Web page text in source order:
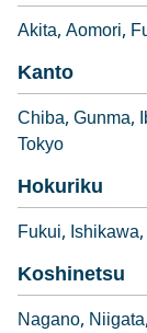
Akita Aomori
Kanto
Chiba Gunma
Tokyo
Hokuriku
Fukui Ishikawa
Koshinetsu
Nagano Niigata